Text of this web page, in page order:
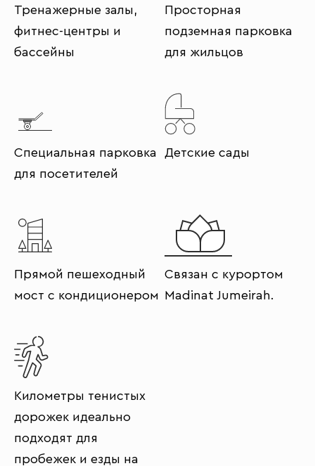
Тренажерные залы,
фитнес-центры и
бассейны
Просторная
подземная парковка
для жильцов
Специальная парковка
для посетителей
Детские сады
Прямой пешеходный
мост с кондиционером
Связан с курортом
Madinat Jumeirah.
Километры тенистых
дорожек идеально
подходят для
пробежек и езды на